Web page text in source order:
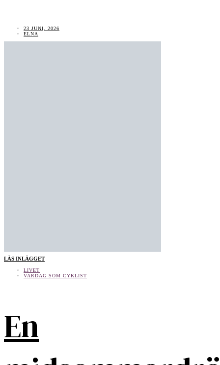
23 JUNI, 2026
ELNA
LÄS INLÄGGET
LIVET
VARDAG SOM CYKLIST
En